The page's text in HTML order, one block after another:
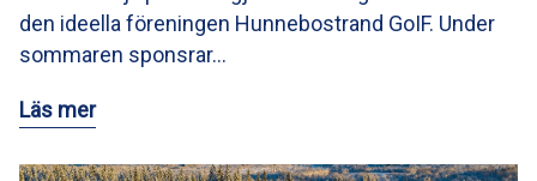
den ideella föreningen Hunnebostrand GoIF. Under
sommaren sponsrar…
Läs mer